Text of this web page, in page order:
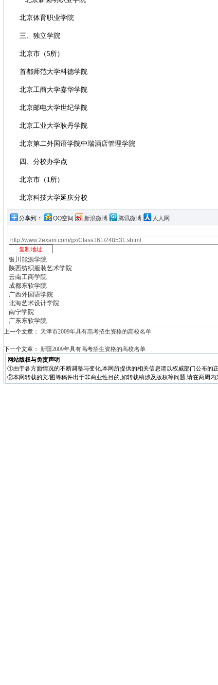
北京体育职业学院
三、独立学院
北京市（5所）
首都师范大学科德学院
北京工商大学嘉华学院
北京邮电大学世纪学院
北京工业大学耿丹学院
北京第二外国语学院中瑞酒店管理学院
四、分校办学点
北京市（1所）
北京科技大学延庆分校
分享到： QQ空间 新浪微博 腾讯微博 人人网
银川能源学院
陕西纺织服装艺术学院
云南工商学院
成都东软学院
广西外国语学院
北海艺术设计学院
南宁学院
广东东软学院
上一个文章： 天津市2009年具有高考招生资格的高校名单
下一个文章： 新疆2009年具有高考招生资格的高校名单
网站版权与免责声明
①由于各方面情况的不断调整与变化,本网所提供的相关信息请以权威部门公布的
②本网转载的文/图等稿件出于非商业性目的,如转载稿涉及版权等问题,请在两周内